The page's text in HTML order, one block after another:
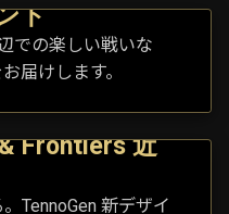
ト
での楽しい戦いな
届けします。
Frontiers 近
TennoGen 新デザイ